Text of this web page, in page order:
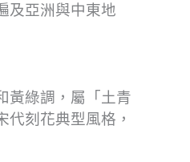
及亞洲與中東地
黃綠調，屬「土青
刻花典型風格，